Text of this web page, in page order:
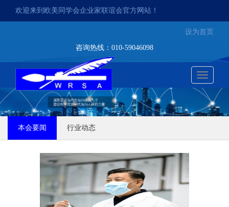
欢迎来到欧美同学会企业家联谊会官方网站！
设为首页
咨询热线：010-59046098
切
换
本会要闻 行业动态